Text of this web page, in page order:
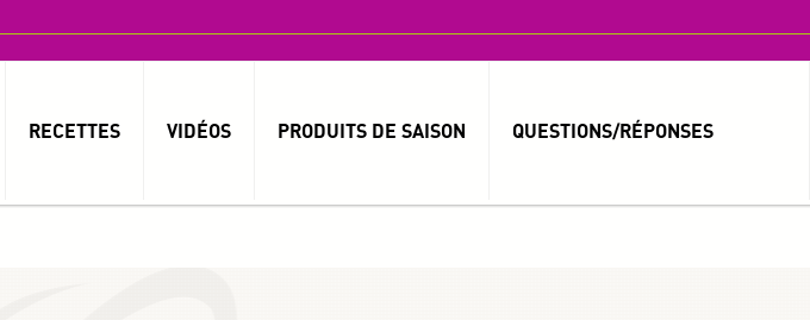
MOT DE PASSE OUBLIÉ ?
RECETTES VIDÉOS PRODUITS DE SAISON QUESTIONS/RÉPONSES